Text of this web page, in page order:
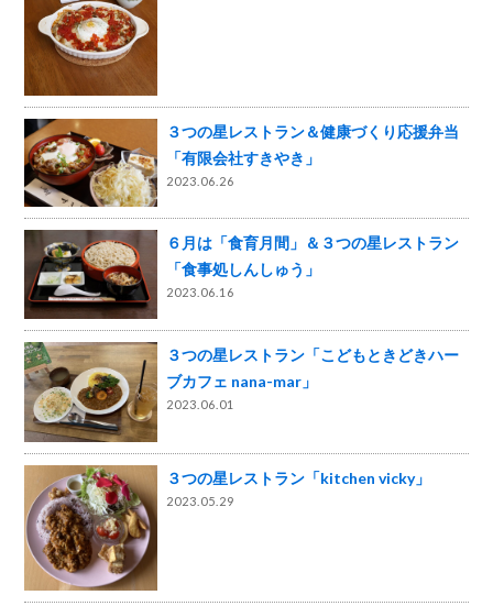
３つの星レストラン＆健康づくり応援弁当
「有限会社すきやき」
2023.06.26
６月は「食育月間」＆３つの星レストラン
「食事処しんしゅう」
2023.06.16
３つの星レストラン「こどもときどきハー
ブカフェ nana-mar」
2023.06.01
３つの星レストラン「kitchen vicky」
2023.05.29